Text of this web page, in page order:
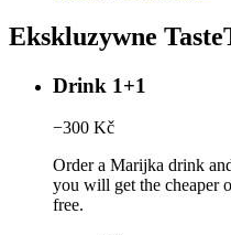
Ekskluzywne
Drink 1+1
−300 Kč
Order a Marijka drink
you will get the cheaper
free.